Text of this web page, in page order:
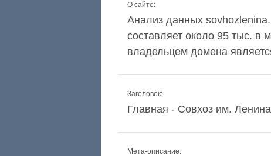
О сайте:
Анализ данных
составляет около 95 тыс.
владельцем домена
Заголовок:
Главная - Совхоз им. Ленина
Мета-описание: